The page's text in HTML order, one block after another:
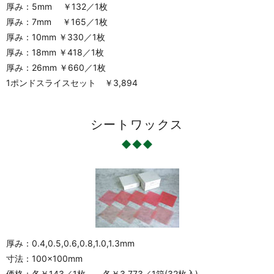
厚み：5mm ￥132／1枚
厚み：7mm ￥165／1枚
厚み：10mm ￥330／1枚
厚み：18mm ￥418／1枚
厚み：26mm ￥660／1枚
1ポンドスライスセット ￥3,894
シートワックス
厚み：0.4,0.5,0.6,0.8,1.0,1.3mm
寸法：100×100mm